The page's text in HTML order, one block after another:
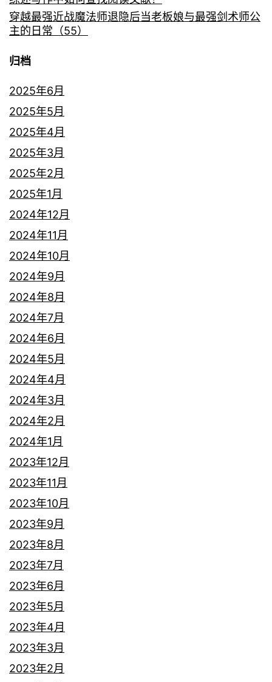
穿越最强近战魔法师退隐后当老板娘与最强剑术师公
主的日常（55）
归档
2025年6月
2025年5月
2025年4月
2025年3月
2025年2月
2025年1月
2024年12月
2024年11月
2024年10月
2024年9月
2024年8月
2024年7月
2024年6月
2024年5月
2024年4月
2024年3月
2024年2月
2024年1月
2023年12月
2023年11月
2023年10月
2023年9月
2023年8月
2023年7月
2023年6月
2023年5月
2023年4月
2023年3月
2023年2月